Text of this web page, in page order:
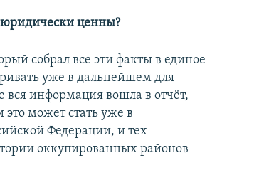
юридически ценны?
собрал все эти факты в единое
уже в дальнейшем для
информация вошла в отчёт,
может стать уже в
Федерации, и тех
оккупированных районов